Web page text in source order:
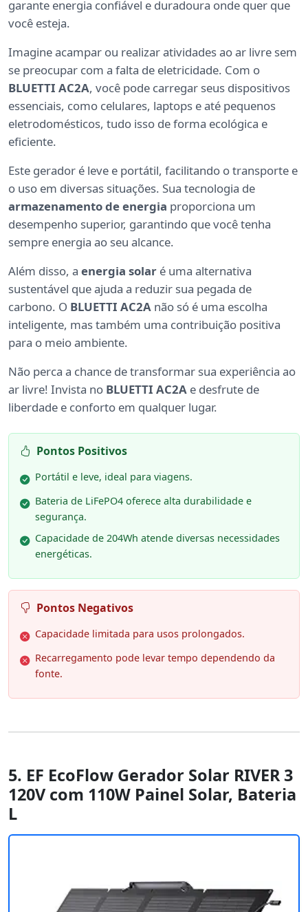
garante energia confiável e duradoura onde quer que
você esteja.
Imagine acampar ou realizar atividades ao ar livre sem
se preocupar com a falta de eletricidade. Com o
BLUETTI AC2A, você pode carregar seus dispositivos
essenciais, como celulares, laptops e até pequenos
eletrodomésticos, tudo isso de forma ecológica e
eficiente.
Este gerador é leve e portátil, facilitando o transporte e
o uso em diversas situações. Sua tecnologia de
armazenamento de energia proporciona um
desempenho superior, garantindo que você tenha
sempre energia ao seu alcance.
Além disso, a energia solar é uma alternativa
sustentável que ajuda a reduzir sua pegada de
carbono. O BLUETTI AC2A não só é uma escolha
inteligente, mas também uma contribuição positiva
para o meio ambiente.
Não perca a chance de transformar sua experiência ao
ar livre! Invista no BLUETTI AC2A e desfrute de
liberdade e conforto em qualquer lugar.
Pontos Positivos
Portátil e leve, ideal para viagens.
Bateria de LiFePO4 oferece alta durabilidade e
segurança.
Capacidade de 204Wh atende diversas necessidades
energéticas.
Pontos Negativos
Capacidade limitada para usos prolongados.
Recarregamento pode levar tempo dependendo da
fonte.
5. EF EcoFlow Gerador Solar RIVER 3
120V com 110W Painel Solar, Bateria
L